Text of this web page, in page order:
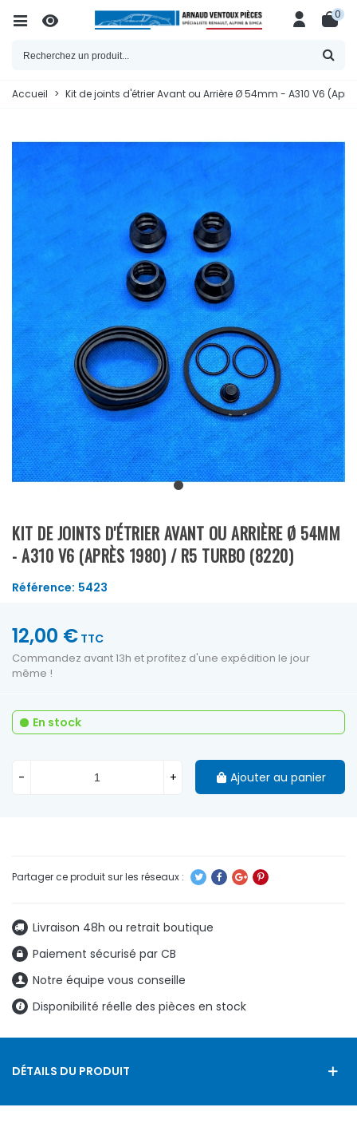
0
Accueil > Kit de joints d'étrier Avant ou Arrière Ø 54mm - A310 V6
KIT DE JOINTS D'ÉTRIER AVANT OU ARRIÈRE Ø 54MM
- A310 V6 (APRÈS 1980) / R5 TURBO (8220)
Référence: 5423
Livraison 48h ou retrait boutique
Paiement sécurisé par CB
Notre équipe vous conseille
Disponibilité réelle des pièces en stock
12,00 € TTC
Commandez avant 13h et profitez d'une expédition le jour
même !
En stock
- + Ajouter au panier
DÉTAILS DU PRODUIT